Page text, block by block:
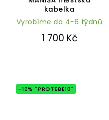
kabelka
produktu
je
5,0
5
Vyrobíme do 4-6 týdnů
1 700 Kč
-10% "PROTEBE10"